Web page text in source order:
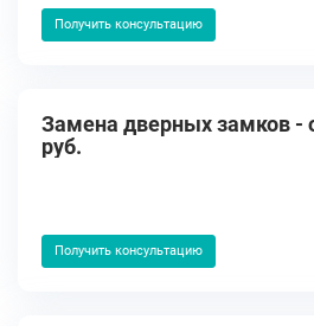
Получить консультацию
Замена дверных замков -
руб.
Получить консультацию